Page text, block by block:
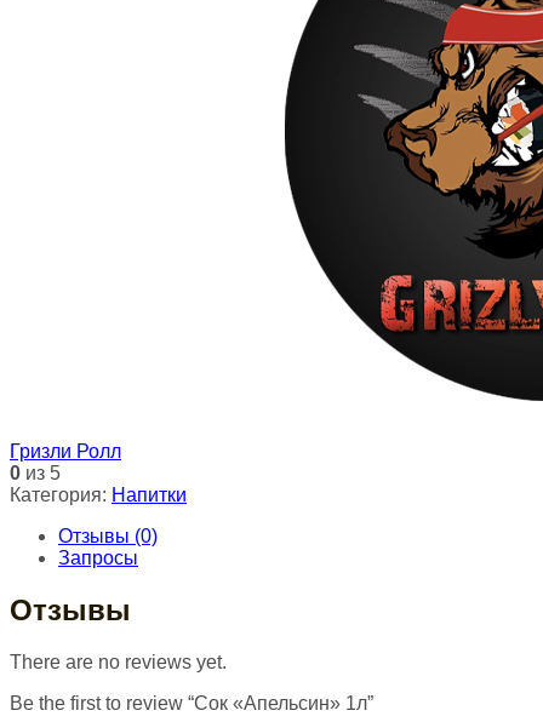
Гризли Ролл
0 из 5
Категория: Напитки
Отзывы (0)
Запросы
Отзывы
There are no reviews yet.
Be the first to review “Сок «Апельсин» 1л”